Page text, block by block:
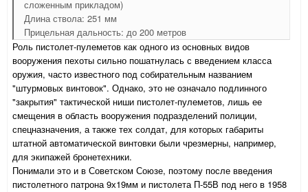
сложенным прикладом)
Длина ствола: 251 мм
Прицельная дальность: до 200 метров
Роль пистолет-пулеметов как одного из основных видов
вооружения пехоты сильно пошатнулась с введением класса
оружия, часто известного под собирательным названием
"штурмовых винтовок". Однако, это не означало подлинного
"закрытия" тактической ниши пистолет-пулеметов, лишь ее
смещения в область вооружения подразделений полиции,
спецназначения, а также тех солдат, для которых габариты
штатной автоматической винтовки были чрезмерны, например,
для экипажей бронетехники.
Понимали это и в Советском Союзе, поэтому после введения
пистолетного патрона 9х19мм и пистолета П-55В под него в 1958